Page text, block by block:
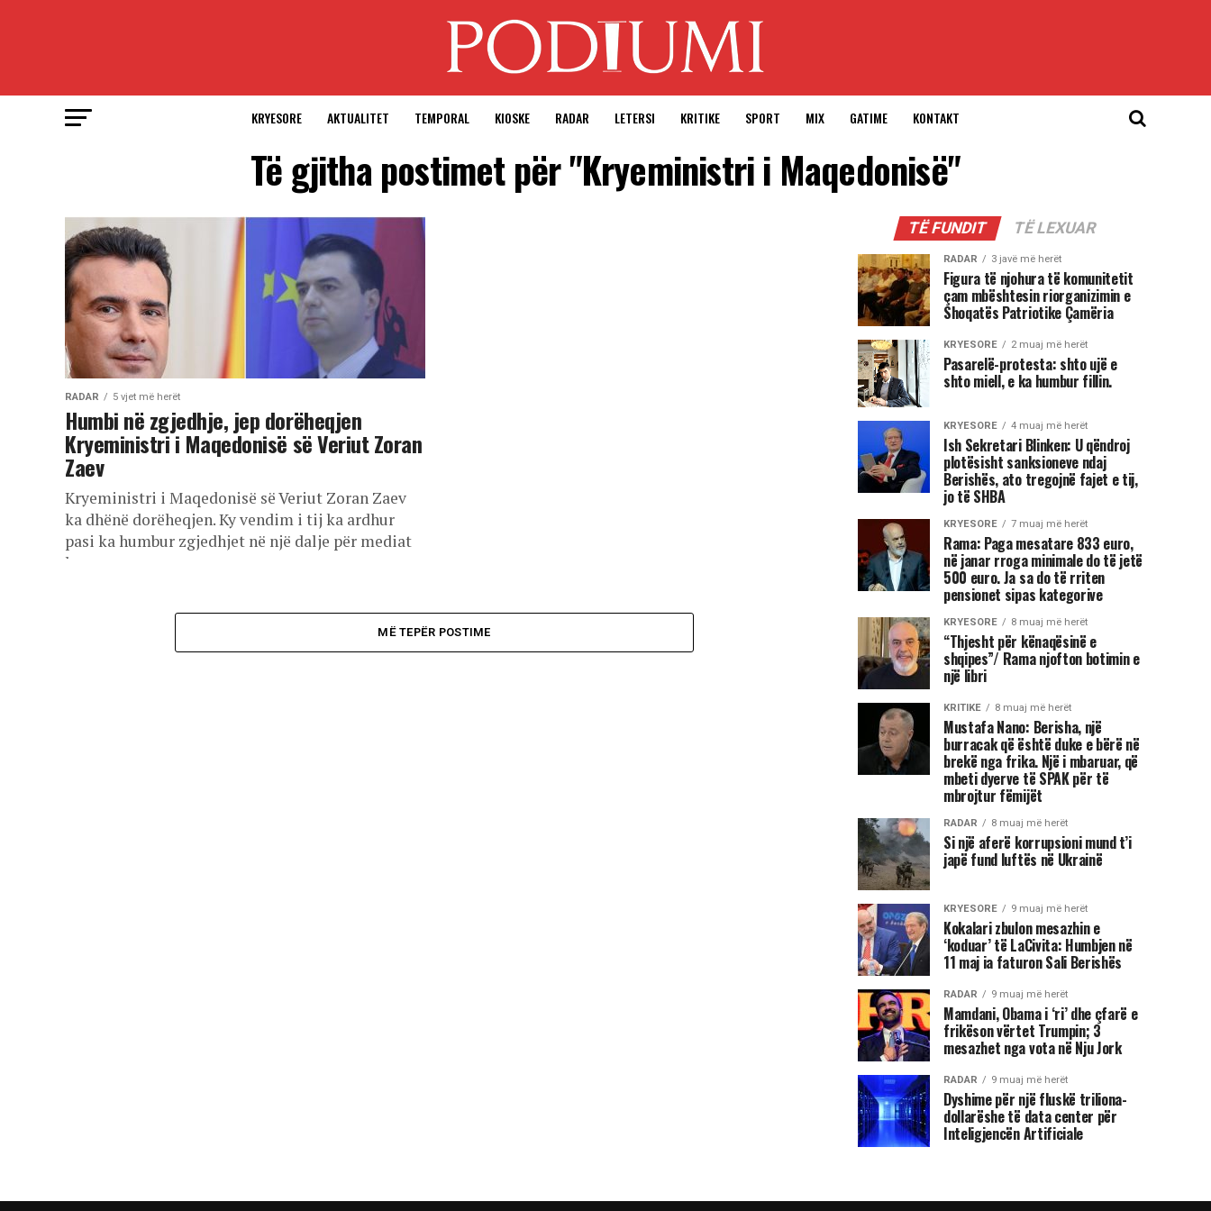
KRYESORE AKTUALITET TEMPORAL KIOSKE RADAR LETERSI KRITIKE SPORT MIX GATIME KONTAKT
Të gjitha postimet për "Kryeministri i Maqedonisë"
RADAR 5 vjet më herët
Humbi në zgjedhje, jep dorëheqjen
Kryeministri i Maqedonisë së Veriut Zoran
Zaev
Kryeministri i Maqedonisë së Veriut Zoran Zaev
ka dhënë dorëheqjen. Ky vendim i tij ka ardhur
pasi ka humbur zgjedhjet në një dalje për mediat
ka...
MË TEPËR POSTIME
TË FUNDIT TË LEXUAR
RADAR 3 javë më herët
Figura të njohura të komunitetit
çam mbështesin riorganizimin e
Shoqatës Patriotike Çamëria
KRYESORE 2 muaj më herët
Pasarelë-protesta: shto ujë e
shto miell, e ka humbur fillin.
KRYESORE 4 muaj më herët
Ish Sekretari Blinken: U qëndroj
plotësisht sanksioneve ndaj
Berishës, ato tregojnë fajet e tij,
jo të SHBA
KRYESORE 7 muaj më herët
Rama: Paga mesatare 833 euro,
në janar rroga minimale do të jetë
500 euro. Ja sa do të rriten
pensionet sipas kategorive
KRYESORE 8 muaj më herët
“Thjesht për kënaqësinë e
shqipes”/ Rama njofton botimin e
një libri
KRITIKE 8 muaj më herët
Mustafa Nano: Berisha, një
burracak që është duke e bërë në
brekë nga frika. Një i mbaruar, që
mbeti dyerve të SPAK për të
mbrojtur fëmijët
RADAR 8 muaj më herët
Si një aferë korrupsioni mund t’i
japë fund luftës në Ukrainë
KRYESORE 9 muaj më herët
Kokalari zbulon mesazhin e
‘koduar’ të LaCivita: Humbjen në
11 maj ia faturon Sali Berishës
RADAR 9 muaj më herët
Mamdani, Obama i ‘ri’ dhe çfarë e
frikëson vërtet Trumpin; 3
mesazhet nga vota në Nju Jork
RADAR 9 muaj më herët
Dyshime për një fluskë triliona-
dollarëshe të data center për
Inteligjencën Artificiale